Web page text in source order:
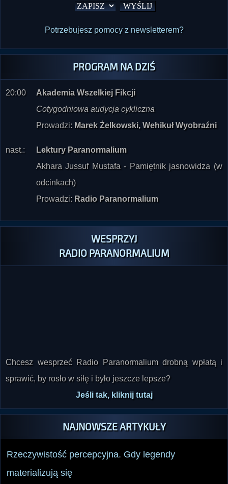
Potrzebujesz pomocy z newsletterem?
PROGRAM NA DZIŚ
Akademia Wszelkiej Fikcji
Cotygodniowa audycja cykliczna
Prowadzi:Marek Żelkowski, Wehikuł Wyobraźni
Lektury Paranormalium
Akhara Jussuf Mustafa - Pamiętnik jasnowidza (w
odcinkach)
Prowadzi:Radio Paranormalium
WESPRZYJ
RADIO PARANORMALIUM
sprawić, by rosło w siłę i było jeszcze lepsze?
Jeśli tak, kliknij tutaj
NAJNOWSZE ARTYKUŁY
Rzeczywistość percepcyjna. Gdy legendy
materializują się
Dodano: 2026-08-03 14:24:59